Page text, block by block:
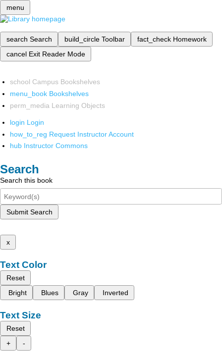
menu
search Search build_circle Toolbar fact_check Homework
cancel Exit Reader Mode
school Campus Bookshelves
menu_book Bookshelves
perm_media Learning Objects
login Login
how_to_reg Request Instructor Account
hub Instructor Commons
Search
Search this book
Submit Search
x
Text Color
Reset
Bright
Blues Gray Inverted
Text Size
Reset
+
-